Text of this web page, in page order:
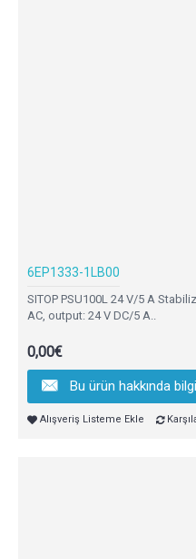
6EP1333-1LB00
SITOP PSU100L 24 V/5 A
AC, output: 24 V DC/5 A..
0,00€
Bu ürün hakkında
Alışveriş Listeme Ekle